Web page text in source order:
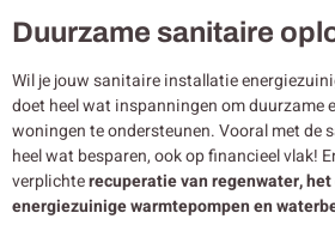
Duurzame sanitaire
Wil je jouw sanitaire installatie
doet heel wat inspanningen om duurzame
woningen te ondersteunen. Vooral met de
heel wat besparen, ook op financieel vlak!
verplichterecuperatie van regenwater,
energiezuinige warmtepompen en